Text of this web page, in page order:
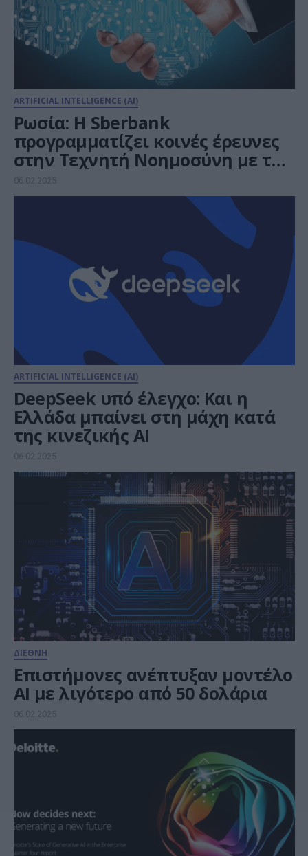
ARTIFICIAL INTELLIGENCE (AI)
Ρωσία: Η Sberbank
προγραμματίζει κοινές έρευνες
στην Τεχνητή Νοημοσύνη με την
Κίνα
06.02.2025
ARTIFICIAL INTELLIGENCE (AI)
DeepSeek υπό έλεγχο: Και η
Ελλάδα μπαίνει στη μάχη κατά
της κινεζικής AI
06.02.2025
ΔΙΕΘΝΗ
Επιστήμονες ανέπτυξαν μοντέλο
ΑΙ με λιγότερο από 50 δολάρια
06.02.2025